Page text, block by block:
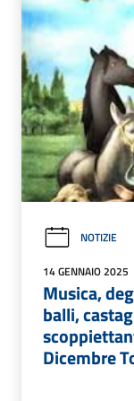
NOTIZIE
14 GENNAIO 2025
Musica,
balli,
Dicembre